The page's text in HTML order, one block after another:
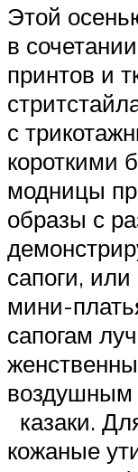
Этой
в
принтов и
с
короткими
модницы
образы с
сапоги,
мини-
сапогам
воздушным
казаки.
кожаные